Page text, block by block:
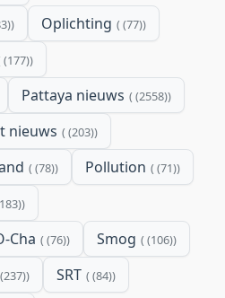
Oplichting (77)
(177)
Pattaya nieuws (2558)
nieuws (203)
(78) Pollution (71)
Cha (76) Smog (106)
(237) SRT (84)